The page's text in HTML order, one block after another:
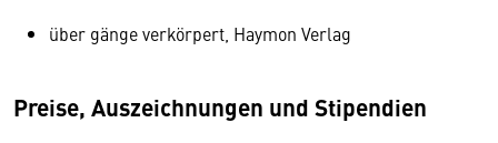
über gänge verkörpert, Haymon Verlag
Preise, Auszeichnungen und Stipendien